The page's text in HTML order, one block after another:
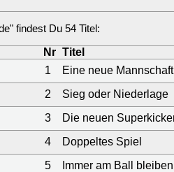
findest Du 54 Titel:
Nr Titel
1
Eine neue Mannschaft
2
Sieg oder Niederlage
3
Die neuen
4
Doppeltes Spiel
5
Immer am Ball bleiben